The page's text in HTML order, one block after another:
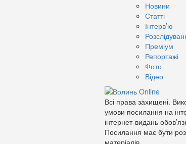
Новини
Статті
Інтерв’ю
Преміум
Репортажі
Фото
Відео
Всі права захищені.
умови посилання на
інтернет-видань
Посилання має бути